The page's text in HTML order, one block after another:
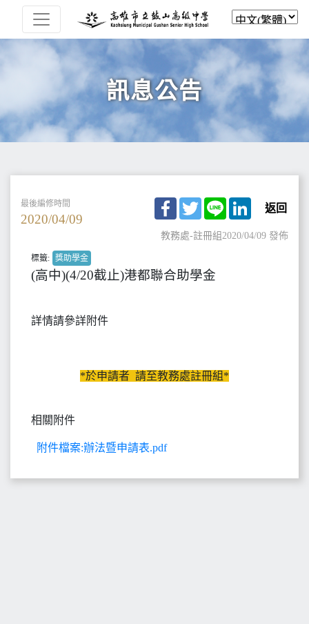
訊息公告
最後編修時間
2020/04/09
Facebook
TwitterLine LinkedIn
返回
教務處-註冊組2020/04/09 發佈
標籤: 獎助學金
(高中)(4/20截止)港都聯合助學金
詳情請參詳附件
*於申請者 請至教務處註冊組*
相關附件
附件檔案:辦法暨申請表.pdf